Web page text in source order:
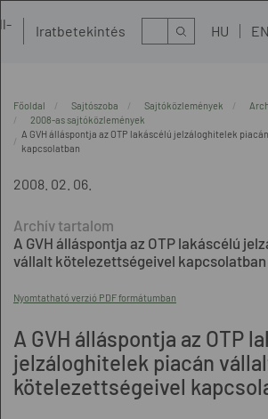
Iratbetekintés Kereső HU EN
Főoldal Sajtószoba Sajtóközlemények
2008-as sajtóközlemények
A GVH álláspontja az OTP lakáscélú jelzáloghitelek
kapcsolatban
2008. 02. 06.
A GVH álláspontja az OTP lakáscélú
vállalt kötelezettségeivel kapcsolatban
Nyomtatható verzió PDF formátumban
A GVH álláspontja az OTP
jelzáloghitelek piacán
kötelezettségeivel